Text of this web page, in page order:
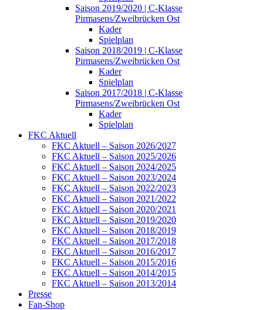
Saison 2019/2020 | C-Klasse
Pirmasens/Zweibrücken Ost
Kader
Spielplan
Saison 2018/2019 | C-Klasse
Pirmasens/Zweibrücken Ost
Kader
Spielplan
Saison 2017/2018 | C-Klasse
Pirmasens/Zweibrücken Ost
Kader
Spielplan
FKC Aktuell
FKC Aktuell – Saison 2026/2027
FKC Aktuell – Saison 2025/2026
FKC Aktuell – Saison 2024/2025
FKC Aktuell – Saison 2023/2024
FKC Aktuell – Saison 2022/2023
FKC Aktuell – Saison 2021/2022
FKC Aktuell – Saison 2020/2021
FKC Aktuell – Saison 2019/2020
FKC Aktuell – Saison 2018/2019
FKC Aktuell – Saison 2017/2018
FKC Aktuell – Saison 2016/2017
FKC Aktuell – Saison 2015/2016
FKC Aktuell – Saison 2014/2015
FKC Aktuell – Saison 2013/2014
Presse
Fan-Shop